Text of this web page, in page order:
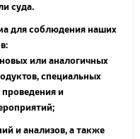
суда.
для соблюдения наших
или аналогичных
специальных
и
и анализов, а также